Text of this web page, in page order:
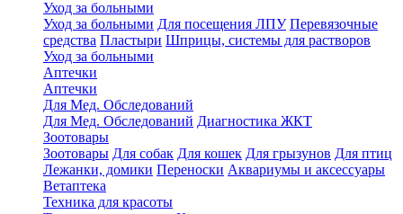
Уход за больными
Уход за больными Для посещения ЛПУ Перевязочные
средства Пластыри Шприцы, системы для растворов
Уход за больными
Аптечки
Аптечки
Для Мед. Обследований
Для Мед. Обследований Диагностика ЖКТ
Зоотовары
Зоотовары Для собак Для кошек Для грызунов Для птиц
Лежанки, домики Переноски Аквариумы и аксессуары
Ветаптека
Техника для красоты